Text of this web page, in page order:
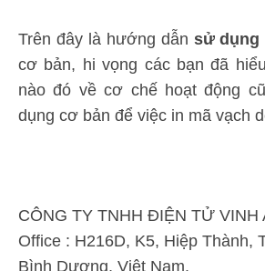
Trên đây là hướng dẫn sử dụng
cơ bản, hi vọng các bạn đã
nào đó về cơ chế hoạt động
dụng cơ bản để việc in mã vạch
CÔNG TY TNHH ĐIỆN TỬ VINH
Office : H216D, K5, Hiệp Thành,
Bình Dương, Việt Nam.